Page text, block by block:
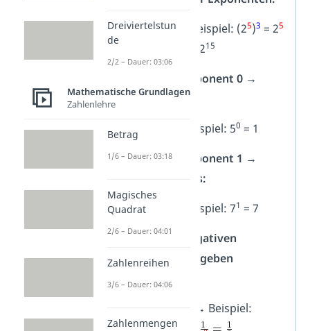
(xa)b= xa•b Beispiel: (25)3 = 25
= 215
Potenzen mit Exponent 0 →
Ergeben 1:
Beispiel: 50 = 1
Potenzen mit Exponent 1 →
Ergeben die Basis:
a1= a Beispiel: 71 = 7
Potenzen mit negativen
Exponenten → Ergeben
Kehrbruch:
→ Beispiel:
Dreiviertelstun
de
2/2 – Dauer: 03:06
Mathematische Grundlagen
Zahlenlehre
Betrag
1/6 – Dauer: 03:18
Magisches
Quadrat
2/6 – Dauer: 04:01
Zahlenreihen
3/6 – Dauer: 04:06
Zahlenmengen